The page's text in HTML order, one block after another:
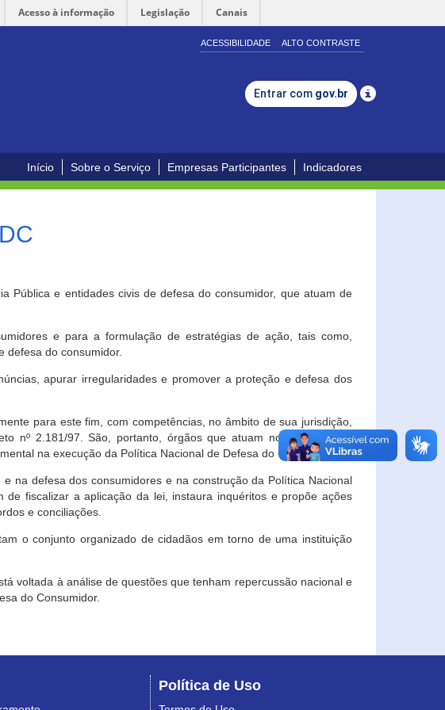
Acesso à informação Legislação Canais
ACESSIBILIDADE ALTO CONTRASTE
Entrar com gov.br
Início Sobre o Serviço Empresas Participantes Indicadores
Pública e entidades civis de defesa do consumidor, que atuam de
e para a formulação de estratégias de ação, tais como,
defesa do consumidor.
apurar irregularidades e promover a proteção e defesa dos
para este fim, com competências, no âmbito de sua jurisdição,
nº 2.181/97. São, portanto, órgãos que atuam no âmbito local,
na execução da Política Nacional de Defesa do Consumidor.
na defesa dos consumidores e na construção da Política Nacional
fiscalizar a aplicação da lei, instaura inquéritos e propõe ações
e conciliações.
o conjunto organizado de cidadãos em torno de uma instituição
voltada à análise de questões que tenham repercussão nacional e
do Consumidor.
Política de Uso